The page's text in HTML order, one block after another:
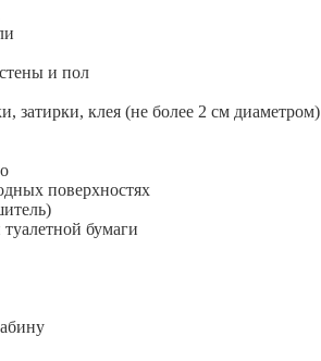
и пол
затирки, клея (не более 2 см диаметром)
поверхностях
бумаги